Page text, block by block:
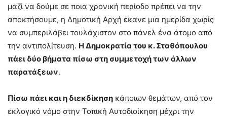
μαζί να δούμε σε ποια χρονική περίοδο πρέπει να την
αποκτήσουμε, η Δημοτική Αρχή έκανε μια ημερίδα χωρίς
να συμπεριλάβει τουλάχιστον στο πάνελ ένα άτομο από
την αντιπολίτευση. Η Δημοκρατία του κ. Σταθόπουλου
πάει δύο βήματα πίσω στη συμμετοχή των άλλων
παρατάξεων.
Πίσω πάει και η διεκδίκηση κάποιων θεμάτων, από τον
εκλογικό νόμο στην Τοπική Αυτοδιοίκηση μέχρι την